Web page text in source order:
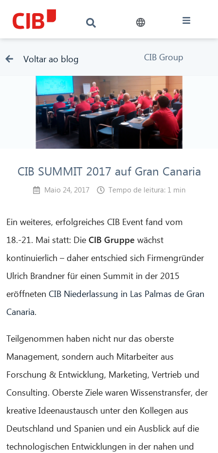
Voltar ao blog CIB Group
CIB SUMMIT 2017 auf Gran Canaria
Maio 24, 2017 Tempo de leitura: 1 min
Ein weiteres, erfolgreiches CIB Event fand vom
18.-21. Mai statt: DieCIB Gruppe wächst
kontinuierlich – daher entschied sich Firmengründer
Ulrich Brandner für einen Summit in der 2015
eröffnetenCIB Niederlassung in Las Palmas de Gran
Canaria.
Teilgenommen haben nicht nur das oberste
Management, sondern auch Mitarbeiter aus
Forschung & Entwicklung, Marketing, Vertrieb und
Consulting. Oberste Ziele waren Wissenstransfer, der
kreative Ideenaustausch unter den Kollegen aus
Deutschland und Spanien und ein Ausblick auf die
technologischen Entwicklungen in der nahen und
CIB AI ChatBot
Olá! O que posso fazer por si?